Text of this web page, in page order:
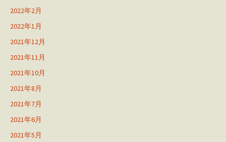
2022年2月
2022年1月
2021年12月
2021年11月
2021年10月
2021年8月
2021年7月
2021年6月
2021年5月